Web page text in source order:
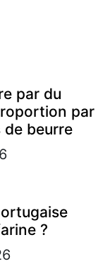
par du
par
beurre
?